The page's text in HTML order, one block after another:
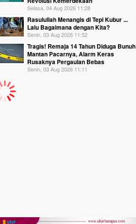
Selasa, 04 Aug 2026 11:28
Rasulullah Menangis di Tepi Kubur ...
Lalu Bagaimana dengan Kita?
Senin, 03 Aug 2026 11:52
Tragis! Remaja 14 Tahun Diduga Bunuh
Mantan Pacarnya, Alarm Keras
Rusaknya Pergaulan Bebas
Senin, 03 Aug 2026 11:11